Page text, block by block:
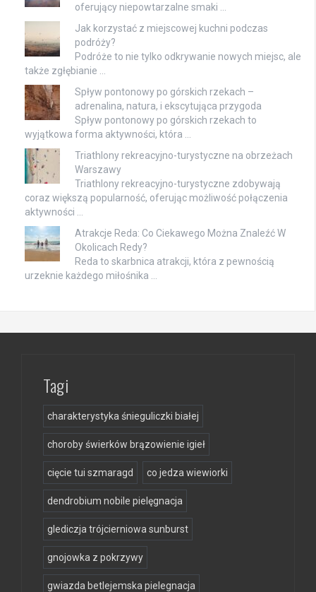
oferujący niepowtarzalne smaki …
Jak korzystać z miejscowej kuchni podczas
podróży?
Podróże to nie tylko odkrywanie nowych miejsc, ale
także zgłębianie …
Spływ pontonowy po górskich rzekach –
adrenalina, natura, i ekscytująca przygoda
Spływ pontonowy po górskich rzekach to
wyjątkowa forma aktywności, która …
Triathlony rekreacyjno-turystyczne na obrzeżach
Warszawy
Triathlony rekreacyjno-turystyczne zdobywają
coraz większą popularność, oferując możliwość połączenia
aktywności …
Atrakcje Reda: Co Ciekawego Można Znaleźć W
Okolicach Redy?
Reda to skarbnica atrakcji, która z pewnością
urzeknie każdego miłośnika …
Tagi
charakterystyka śnieguliczki białej
choroby świerków brązowienie igieł
cięcie tui szmaragd co jedza wiewiorki
dendrobium nobile pielęgnacja
glediczja trójcierniowa sunburst
gnojowka z pokrzywy
gwiazda betlejemska pielegnacja